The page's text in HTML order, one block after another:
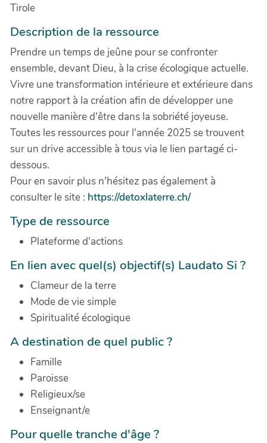
Tirole
Description de la ressource
Prendre un temps de jeûne pour se confronter
ensemble, devant Dieu, à la crise écologique actuelle.
Vivre une transformation intérieure et extérieure dans
notre rapport à la création afin de développer une
nouvelle manière d'être dans la sobriété joyeuse.
Toutes les ressources pour l'année 2025 se trouvent
sur un drive accessible à tous via le lien partagé ci-
dessous.
Pour en savoir plus n'hésitez pas également à
consulter le site : https://detoxlaterre.ch/
Type de ressource
Plateforme d'actions
En lien avec quel(s) objectif(s) Laudato Si ?
Clameur de la terre
Mode de vie simple
Spiritualité écologique
A destination de quel public ?
Famille
Paroisse
Religieux/se
Enseignant/e
Pour quelle tranche d'âge ?